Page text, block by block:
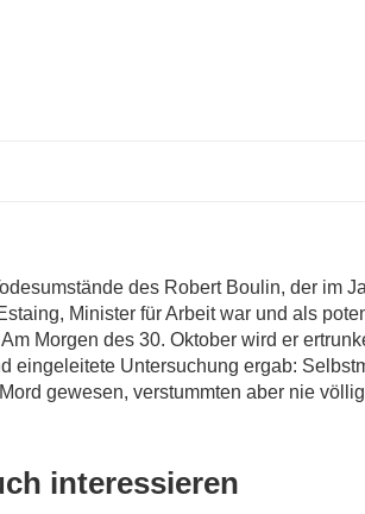
des Robert Boulin, der im
Minister für Arbeit war und als
Morgen des 30. Oktober wird er
eingeleitete Untersuchung ergab:
gewesen, verstummten aber nie
interessieren